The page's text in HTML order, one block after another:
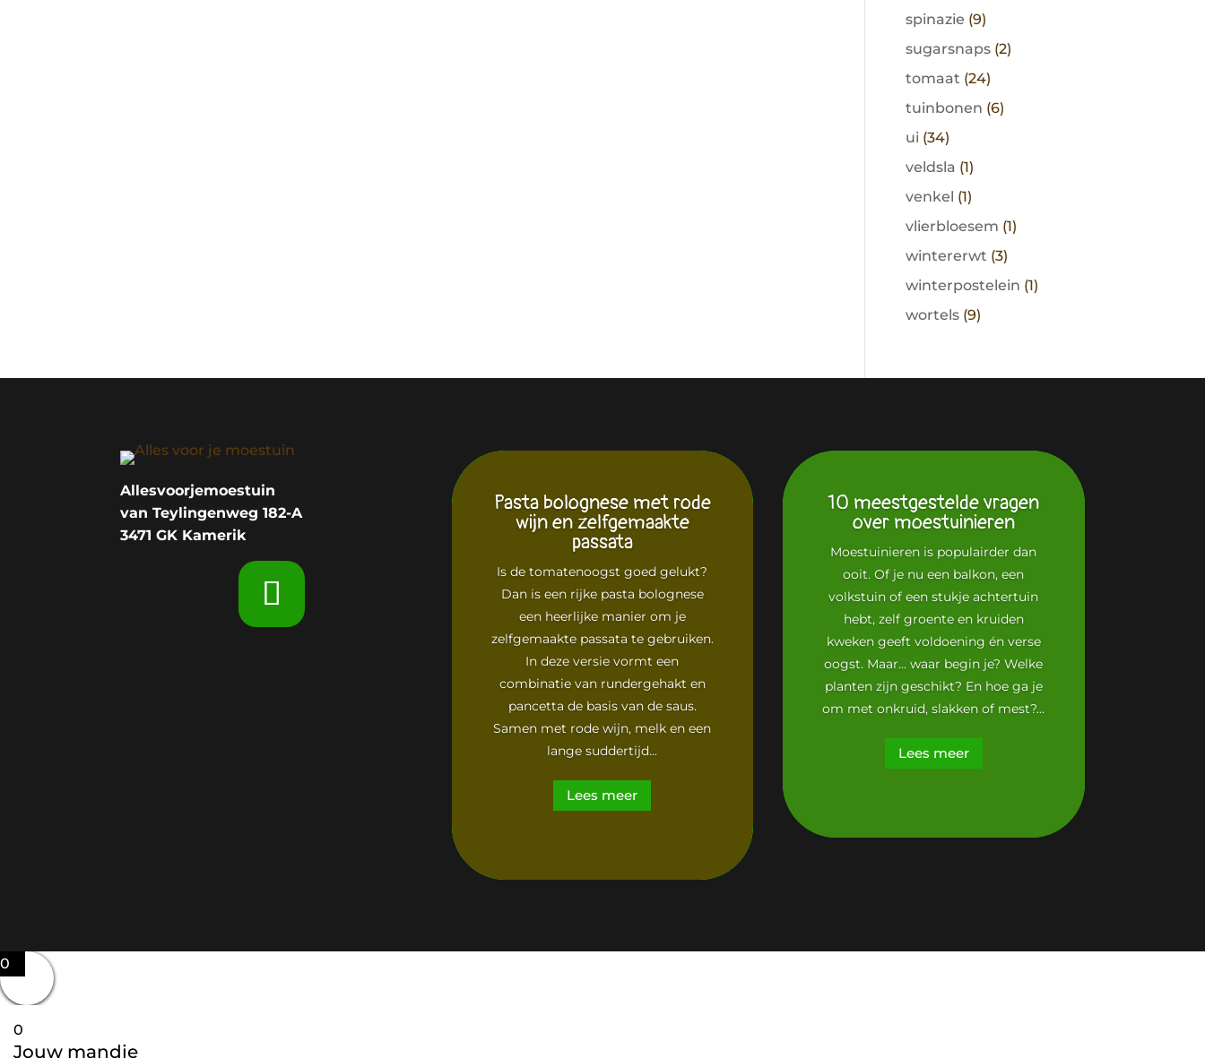
spinazie (9)
sugarsnaps(2)
tomaat (24)
tuinbonen (6)
ui (34)
veldsla (1)
venkel (1)
vlierbloesem (1)
wintererwt (3)
winterpostelein (1)
wortels(9)
Allesvoorjemoestuin
van Teylingenweg 182-A
3471 GK Kamerik
Pasta bolognese met rode
wijn en zelfgemaakte
passata
Is de tomatenoogst goed gelukt?
Dan is een rijke pasta bolognese
een heerlijke manier om je
zelfgemaakte passata te gebruiken.
In deze versie vormt een
combinatie van rundergehakt en
pancetta de basis van de saus.
Samen met rode wijn, melk en een
lange suddertijd...
Lees meer
10 meestgestelde vragen
over moestuinieren
Moestuinieren is populairder dan
ooit. Of je nu een balkon, een
volkstuin of een stukje achtertuin
hebt, zelf groente en kruiden
kweken geeft voldoening én verse
oogst. Maar... waar begin je? Welke
planten zijn geschikt? En hoe ga je
om met onkruid, slakken of mest?...
Lees meer
0
0
Jouw mandje